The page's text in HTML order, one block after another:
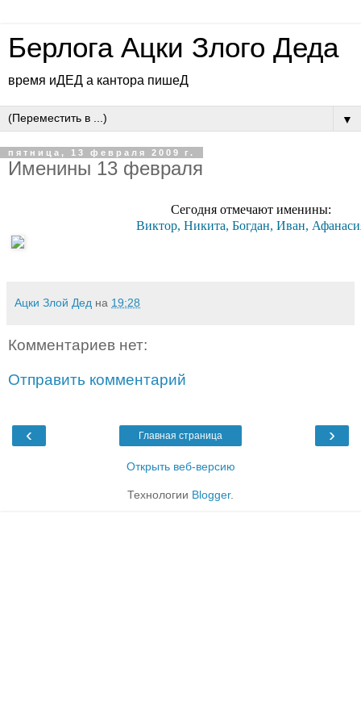
Берлога Ацки Злого Деда
время иДЕД а кантора пишеД
▼
пятница, 13 февраля 2009 г.
Именины 13 февраля
Сегодня отмечают именины:
Виктор, Никита, Богдан, Иван,
Ацки Злой Дед на 19:28
Комментариев нет:
Отправить комментарий
‹ ›
Главная страница
Открыть веб-версию
Технологии Blogger.